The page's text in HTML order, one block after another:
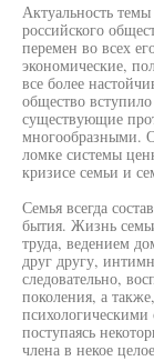
Актуальность
российского
перемен во всех
экономические,
все более
общество
существующие
многообразными.
ломке системы
кризисе семьи и
Семья всегда
бытия. Жизнь
труда, ведением
друг другу,
следовательно,
поколения, а
поступаясь
члена в некое